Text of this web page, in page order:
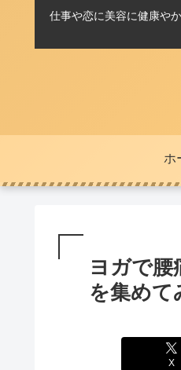
仕事や恋に美容に健康や
ホ
ヨガで
を集めて
X